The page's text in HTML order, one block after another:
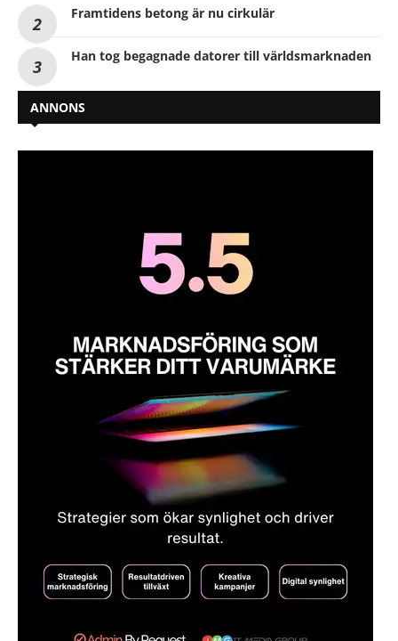
Framtidens betong är nu cirkulär
Han tog begagnade datorer till världsmarknaden
ANNONS